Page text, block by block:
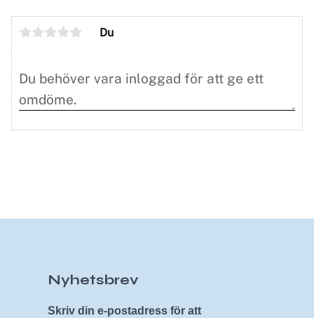
Du
Nyhetsbrev
Skriv din e-postadress för att